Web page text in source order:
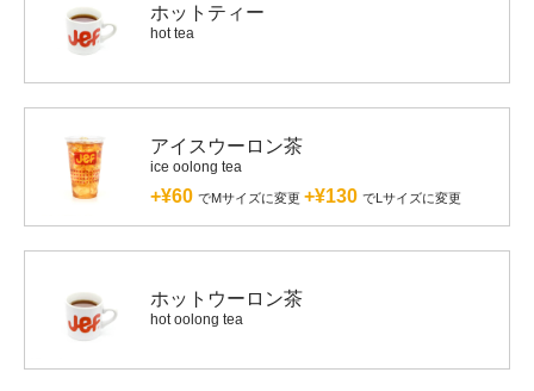
ホットティー
hot tea
アイスウーロン茶
ice oolong tea
+¥60 でMサイズに変更 +¥130 でLサイズに変更
ホットウーロン茶
hot oolong tea